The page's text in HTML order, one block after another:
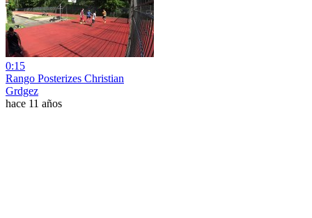
0:15
Rango Posterizes Christian
Grdgez
hace 11 años